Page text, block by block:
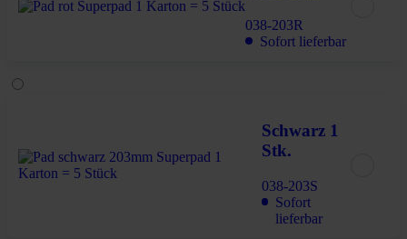
038-203R
Sofort lieferbar
Schwarz 1
Stk.
038-203S
Sofort
lieferbar